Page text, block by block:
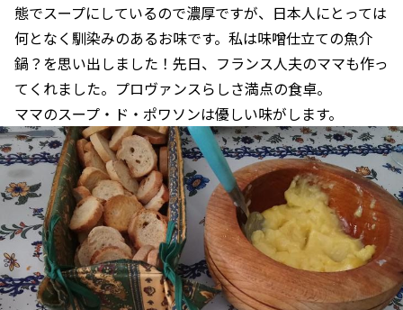
態でスープにしているので濃厚ですが、日本人にとっては
何となく馴染みのあるお味です。私は味噌仕立ての魚介
鍋？を思い出しました！先日、フランス人夫のママも作っ
てくれました。プロヴァンスらしさ満点の食卓。
ママのスープ・ド・ポワソンは優しい味がします。